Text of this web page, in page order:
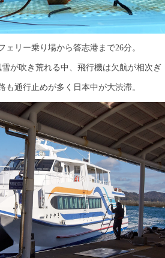
ェリー乗り場から答志港まで26分。
雪が吹き荒れる中、飛行機は欠航が相次ぎ
も通行止めが多く日本中が大渋滞。